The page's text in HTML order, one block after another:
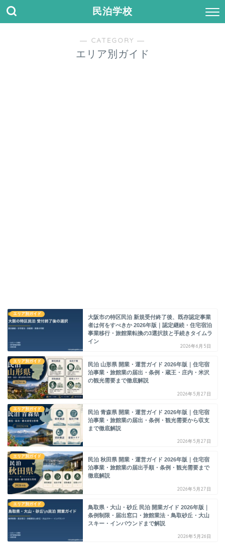
民泊学校
― CATEGORY ―
エリア別ガイド
エリア別ガイド
大阪市の特区民泊 新規受付終了後、既存認定事業
者は何をすべきか 2026年版｜認定継続・住宅宿泊
事業移行・旅館業転換の3選択肢と手続きタイムラ
イン
2026年6月5日
エリア別ガイド
民泊 山形県 開業・運営ガイド 2026年版｜住宅宿
泊事業・旅館業の届出・条例・蔵王・庄内・米沢
の観光需要まで徹底解説
2026年5月27日
エリア別ガイド
民泊 青森県 開業・運営ガイド 2026年版｜住宅宿
泊事業・旅館業の届出・条例・観光需要から収支
まで徹底解説
2026年5月27日
エリア別ガイド
民泊 秋田県 開業・運営ガイド 2026年版｜住宅宿
泊事業・旅館業の届出手順・条例・観光需要まで
徹底解説
2026年5月27日
エリア別ガイド
鳥取県・大山・砂丘 民泊 開業ガイド 2026年版｜
条例制限・届出窓口・旅館業法・鳥取砂丘・大山
スキー・インバウンドまで解説
2026年5月26日